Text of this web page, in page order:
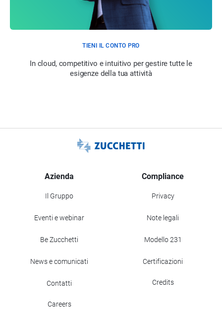
TIENI IL CONTO PRO
In cloud, competitivo e intuitivo per gestire tutte le
esigenze della tua attività
Azienda
Il Gruppo
Eventi e webinar
Be Zucchetti
News e comunicati
Contatti
Careers
Compliance
Privacy
Note legali
Modello 231
Certificazioni
Credits